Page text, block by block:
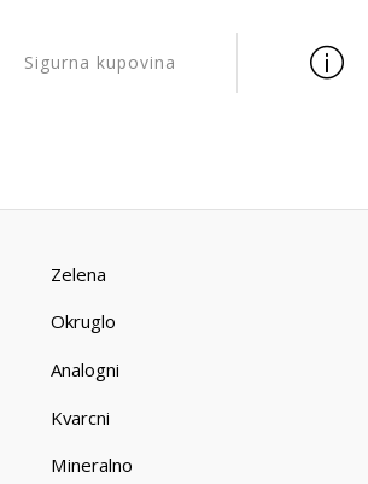
Sigurna kupovina
Zelena
Okruglo
Analogni
Kvarcni
Mineralno